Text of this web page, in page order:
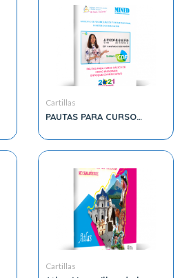
Cartillas
PAUTAS PARA CURSO
MANDARIN ENFOQUE
COMUNICATIVO
Cartillas